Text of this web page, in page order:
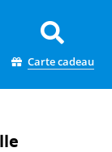
Carte cadeau